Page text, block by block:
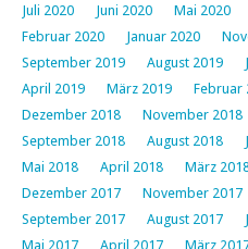
Juli 2020
Juni 2020 Mai 2020
Februar 2020
Januar 2020
September 2019
August 2019
April 2019
März 2019 Februar
Dezember 2018
November 2018
September 2018
August 2018
Mai 2018
April 2018 März
Dezember 2017
November 2017
September 2017
August 2017
Mai 2017
April 2017 März